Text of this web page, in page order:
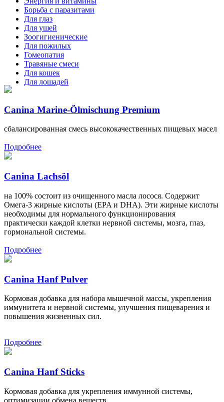
Борьба с паразитами
Для глаз
Для ушей
Зоогигиенические
Для пожилых
Гомеопатия
Травяные смеси
Для кошек
Для лошадей
Canina Marine-Ölmischung Premium
сбалансированная смесь высококачественных пищевых масел
Подробнее
Canina Lachsöl
на 100% состоит из очищенного масла лосося. Содержит
Омега-3 жирные кислоты (EPA и DHA). Эти жирные кислоты
необходимы для нормального функционирования
практически каждой клетки нервной системы, мозга, глаз,
гормональной системы.
Подробнее
Canina Hanf Pulver
Кормовая добавка для набора мышечной массы, укрепления
иммунитета и нервной системы, улучшения пищеварения и
повышения жизненных сил.
Подробнее
Canina Hanf Sticks
Кормовая добавка для укрепления иммунной системы,
оптимизации обмена веществ.